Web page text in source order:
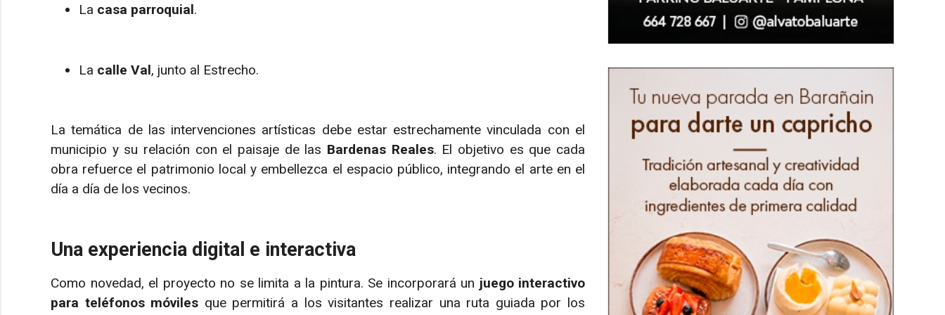
La casa parroquial.
La calle Val, junto al Estrecho.
La temática de las intervenciones artísticas debe estar estrechamente vinculada con el
municipio y su relación con el paisaje de las Bardenas Reales. El objetivo es que cada
obra refuerce el patrimonio local y embellezca el espacio público, integrando el arte en el
día a día de los vecinos.
Una experiencia digital e interactiva
Como novedad, el proyecto no se limita a la pintura. Se incorporará un juego interactivo
para teléfonos móviles que permitirá a los visitantes realizar una ruta guiada por los